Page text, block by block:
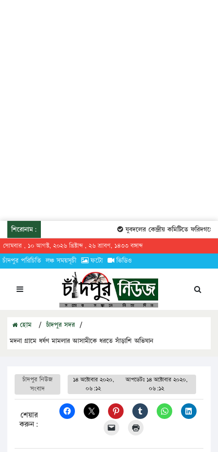
শিরোনাম: যুবদলের কেন্দ্রীয় কমিটিতে ফরিদগঞ্জের
সোমবার , ১০ আগস্ট, ২০২৬ খ্রিষ্টাব্দ , ২৬ শ্রাবণ, ১৪৩৩ বঙ্গাব্দ
চাঁদপুর পরিচিতি লঞ্চ সময়সূচী ফটো ভিডিও
হোম / চাঁদপুর সদর /
মদনা গ্রামে ধর্ষণ মামলার আসামীকে ধরতে সাঁড়াশি অভিযান
চাঁদপুর নিউজ
সংবাদ
১৪ অক্টোবার ২০২০,
০৬:১২
আপডেটঃ ১৪ অক্টোবার ২০২০,
০৬:১২
শেয়ার
করুন: